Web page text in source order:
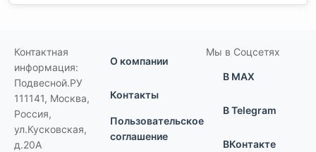
Контактная
информация:
Подвесной.РУ
111141, Москва,
Россия,
ул.Кусковская,
д.20А
О компании
Контакты
Пользовательское
соглашение
Мы в Соцсетях
В MAX
В Telegram
ВКонтакте